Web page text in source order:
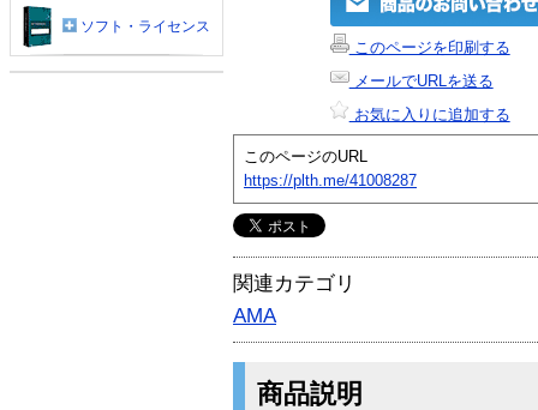
このページを印刷する
メールでURLを送る
お気に入りに追加する
このページのURL
https://plth.me/41008287
関連カテゴリ
AMA
商品説明
ソフト・ライセンス